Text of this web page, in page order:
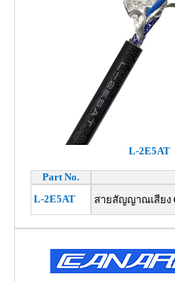
L-2E5AT
Part No.
L-2E5AT
สายสัญญาณเสียง